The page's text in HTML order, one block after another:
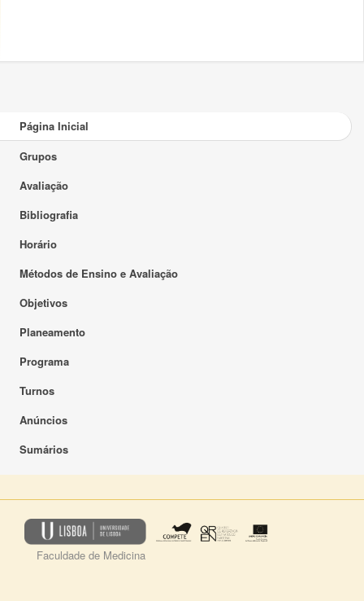
Página Inicial
Grupos
Avaliação
Bibliografia
Horário
Métodos de Ensino e Avaliação
Objetivos
Planeamento
Programa
Turnos
Anúncios
Sumários
Faculdade de Medicina